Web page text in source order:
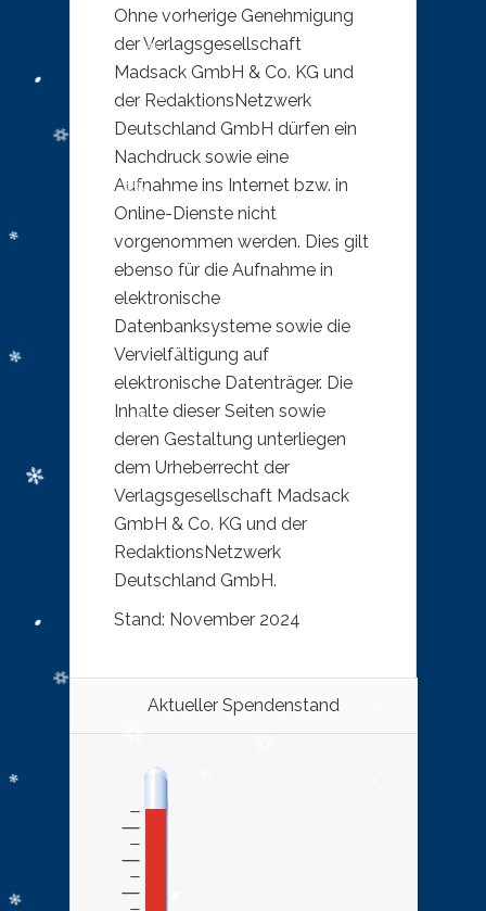
Ohne vorherige Genehmigung
der Verlagsgesellschaft
Madsack GmbH & Co. KG und
der RedaktionsNetzwerk
Deutschland GmbH dürfen ein
Nachdruck sowie eine
Aufnahme ins Internet bzw. in
Online-Dienste nicht
vorgenommen werden. Dies gilt
ebenso für die Aufnahme in
elektronische
Datenbanksysteme sowie die
Vervielfältigung auf
elektronische Datenträger. Die
Inhalte dieser Seiten sowie
deren Gestaltung unterliegen
dem Urheberrecht der
Verlagsgesellschaft Madsack
GmbH & Co. KG und der
RedaktionsNetzwerk
Deutschland GmbH.
Stand: November 2024
Aktueller Spendenstand